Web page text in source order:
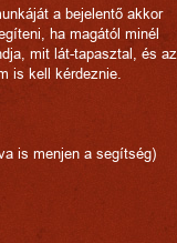
a bejelentő akkor
ha magától minél
mit lát-tapasztal, és az
is kell kérdeznie.
is menjen a segítség)